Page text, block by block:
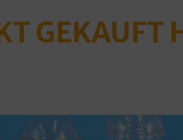
GEKAUFT